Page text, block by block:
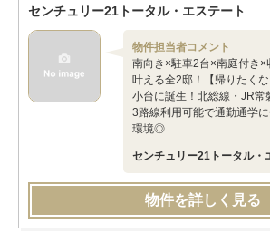
センチュリー21トータル・エステート
物件担当者コメント
南向き×駐車2台×南庭付き×
叶える全2邸！【帰りたく
小台に誕生！北総線・JR常
3路線利用可能で通勤通学
環境◎
センチュリー21トータル・
物件を詳しく見る